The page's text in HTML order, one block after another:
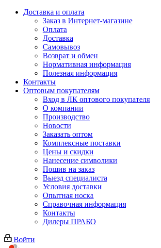
Доставка и оплата
Заказ в Интернет-магазине
Оплата
Доставка
Самовывоз
Возврат и обмен
Нормативная информация
Полезная информация
Контакты
Оптовым покупателям
Вход в ЛК оптового покупателя
О компании
Производство
Новости
Заказать оптом
Комплексные поставки
Цены и скидки
Нанесение символики
Пошив на заказ
Выезд специалиста
Условия доставки
Опытная носка
Справочная информация
Контакты
Дилеры ПРАБО
Войти